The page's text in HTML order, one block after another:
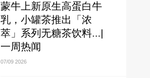
蒙牛上新原生高蛋白牛
乳，小罐茶推出「浓
萃」系列无糖茶饮料...|
一周热闻
07/09 2026